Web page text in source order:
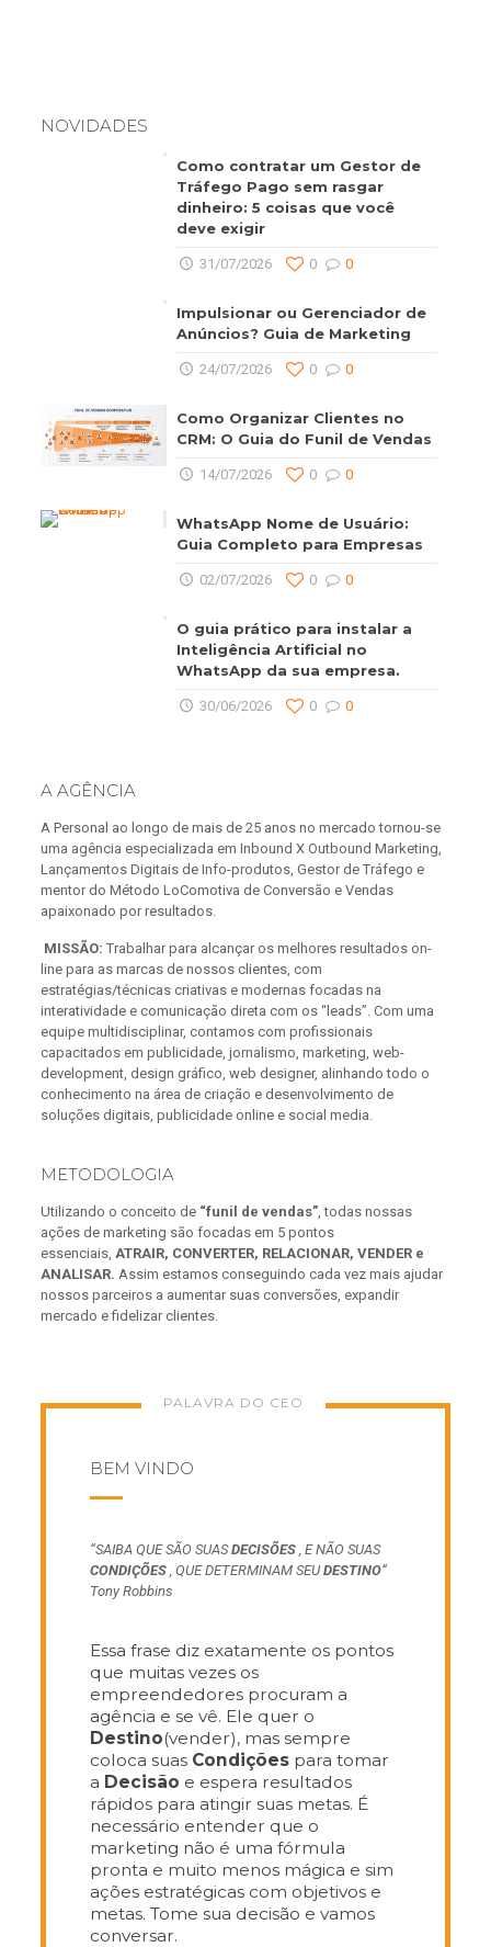
NOVIDADES
Como contratar um Gestor de
Tráfego Pago sem rasgar
dinheiro: 5 coisas que você
deve exigir
31/07/2026 0
0
Impulsionar ou Gerenciador de
Anúncios? Guia de Marketing
24/07/2026 0
0
Como Organizar Clientes no
CRM: O Guia do Funil de Vendas
14/07/2026 0
0
WhatsApp Nome de Usuário:
Guia Completo para Empresas
02/07/2026 0
0
O guia prático para instalar a
Inteligência Artificial no
WhatsApp da sua empresa.
30/06/2026 0
0
A AGÊNCIA
A Personal ao longo de mais de 25 anos no mercado tornou-se
uma agência especializada em Inbound X Outbound Marketing,
Lançamentos Digitais de Info-produtos, Gestor de Tráfego e
mentor do Método LoComotiva de Conversão e Vendas
apaixonado por resultados.
MISSÃO: Trabalhar para alcançar os melhores resultados on-
line para as marcas de nossos clientes, com
estratégias/técnicas criativas e modernas focadas na
interatividade e comunicação direta com os “leads”. Com uma
equipe multidisciplinar, contamos com profissionais
capacitados em publicidade, jornalismo, marketing, web-
development, design gráfico, web designer, alinhando todo o
conhecimento na área de criação e desenvolvimento de
soluções digitais, publicidade online e social media.
METODOLOGIA
Utilizando o conceito de “funil de vendas”, todas nossas
ações de marketing são focadas em 5 pontos
essenciais, ATRAIR, CONVERTER, RELACIONAR, VENDER e
ANALISAR. Assim estamos conseguindo cada vez mais ajudar
nossos parceiros a aumentar suas conversões, expandir
mercado e fidelizar clientes.
PALAVRA DO CEO
BEM VINDO
“SAIBA QUE SÃO SUASDECISÕES, E NÃO SUAS
CONDIÇÕES , QUE DETERMINAM SEUDESTINO“
Tony Robbins
Essa frase diz exatamente os pontos
que muitas vezes os
empreendedores procuram a
agência e se vê. Ele quer o
Destino(vender), mas sempre
coloca suas Condiçõespara tomar
a Decisão e espera resultados
rápidos para atingir suas metas. É
necessário entender que o
marketing não é uma fórmula
pronta e muito menos mágica e sim
ações estratégicas com objetivos e
metas. Tome sua decisão e vamos
conversar.